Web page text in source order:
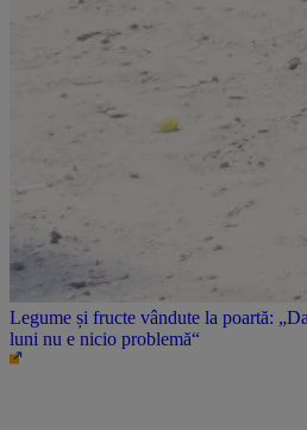
Legume și fructe vândute la poartă:
luni nu e nicio problemă“